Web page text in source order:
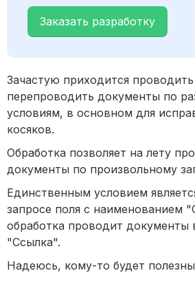
Заказать разработку
Зачастую приходится
перепроводить документы по
условиям, в основном для
косяков.
Обработка позволяет на лету
документы по произвольному
Единственным условием
запросе поля с наименованием
обработка проводит документы
"Ссылка".
Надеюсь, кому-то будет